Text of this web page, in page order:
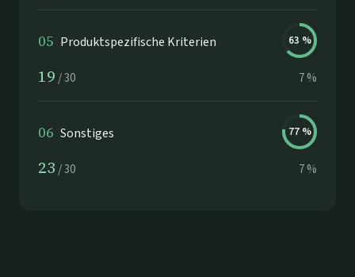
05 Produktspezifische Kriterien 63 %
19 /30 7%
06 Sonstiges 77%
23 /30 7%